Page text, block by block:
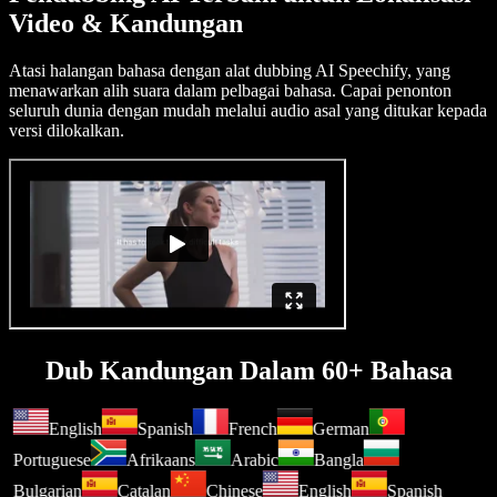
Video & Kandungan
Atasi halangan bahasa dengan alat dubbing AI Speechify, yang
menawarkan alih suara dalam pelbagai bahasa. Capai penonton
seluruh dunia dengan mudah melalui audio asal yang ditukar kepada
versi dilokalkan.
Dub Kandungan Dalam 60+ Bahasa
English Spanish French
German
Portuguese
Afrikaans Arabic
Bangla
Bulgarian
Catalan Chinese English
Spanish